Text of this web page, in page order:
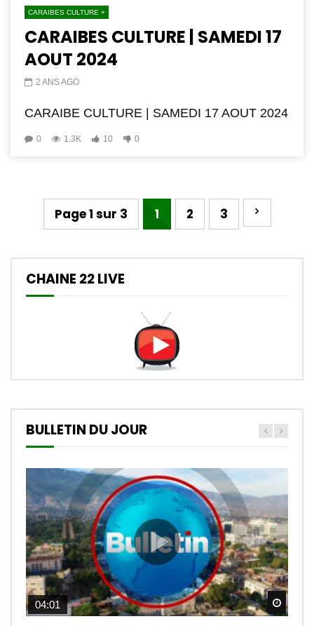
CARAIBES CULTURE +
CARAIBES CULTURE | SAMEDI 17
AOUT 2024
2 ANS AGO
CARAIBE CULTURE | SAMEDI 17 AOUT 2024
0 1.3K 10 0
Page 1 sur 3 1 2 3
CHAINE 22 LIVE
BULLETIN DU JOUR
04:01